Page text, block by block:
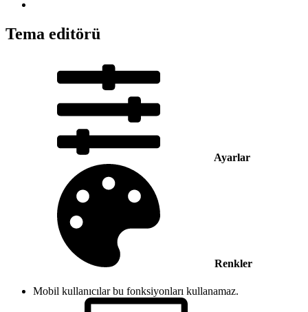
Tema editörü
Ayarlar
Renkler
Mobil kullanıcılar bu fonksiyonları kullanamaz.